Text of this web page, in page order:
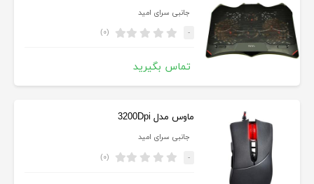
جانبی سرای امید
- (۰)
تماس بگیرید
ماوس مدل 3200Dpi
جانبی سرای امید
- (۰)